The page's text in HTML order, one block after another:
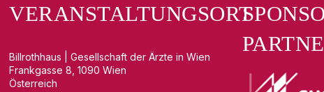
VERANSTALTUNGSORT
Billrothhaus | Gesellschaft der Ärzte in Wien
Frankgasse 8, 1090 Wien
Österreich